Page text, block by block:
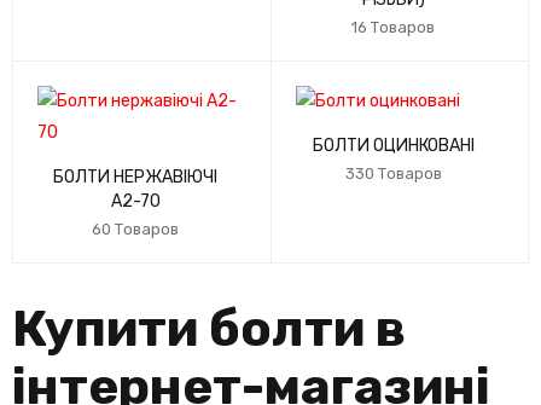
16 Товаров
БОЛТИ НЕРЖАВІЮЧІ
А2-70
60 Товаров
БОЛТИ ОЦИНКОВАНІ
330 Товаров
Купити болти в
інтернет-магазині